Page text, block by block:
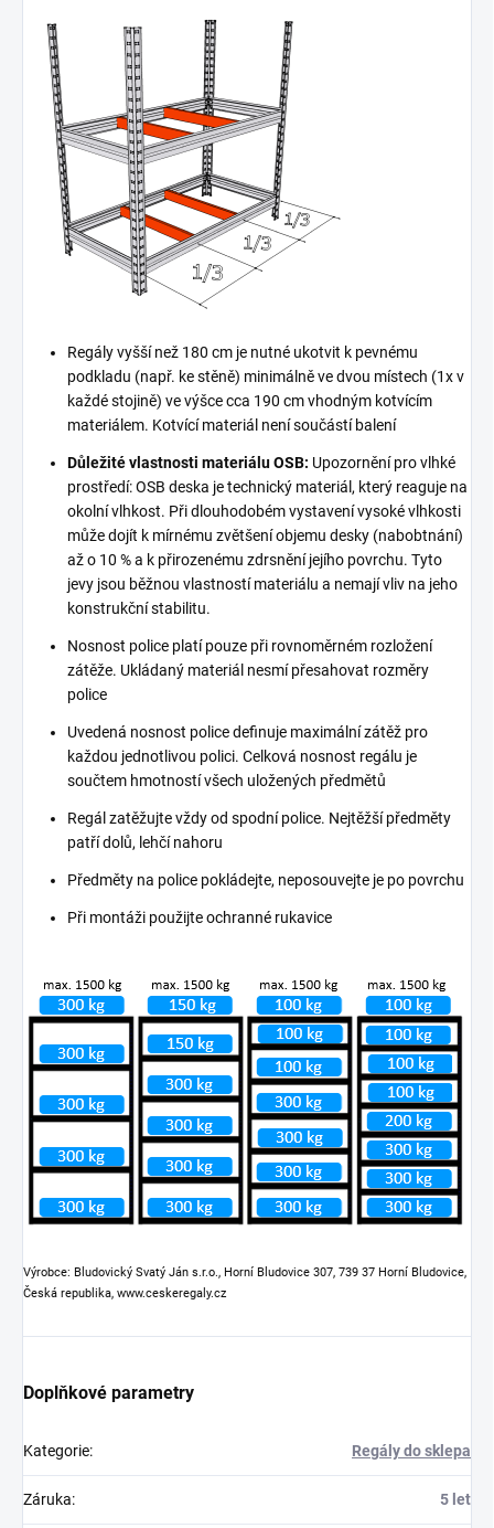
Regály vyšší než 180 cm je nutné ukotvit k pevnému
podkladu (např. ke stěně) minimálně ve dvou místech (1x v
každé stojině) ve výšce cca 190 cm vhodným kotvícím
materiálem. Kotvící materiál není součástí balení
Důležité vlastnosti materiálu OSB: Upozornění pro vlhké
prostředí: OSB deska je technický materiál, který reaguje na
okolní vlhkost. Při dlouhodobém vystavení vysoké vlhkosti
může dojít k mírnému zvětšení objemu desky (nabobtnání)
až o 10 % a k přirozenému zdrsnění jejího povrchu. Tyto
jevy jsou běžnou vlastností materiálu a nemají vliv na jeho
konstrukční stabilitu.
Nosnost police platí pouze při rovnoměrném rozložení
zátěže. Ukládaný materiál nesmí přesahovat rozměry
police
Uvedená nosnost police definuje maximální zátěž pro
každou jednotlivou polici. Celková nosnost regálu je
součtem hmotností všech uložených předmětů
Regál zatěžujte vždy od spodní police. Nejtěžší předměty
patří dolů, lehčí nahoru
Předměty na police pokládejte, neposouvejte je po povrchu
Při montáži použijte ochranné rukavice
Výrobce: Bludovický Svatý Ján s.r.o., Horní Bludovice 307, 739 37 Horní Bludovice,
Česká republika, www.ceskeregaly.cz
Doplňkové parametry
Kategorie: Regály do sklepa
Záruka: 5 let